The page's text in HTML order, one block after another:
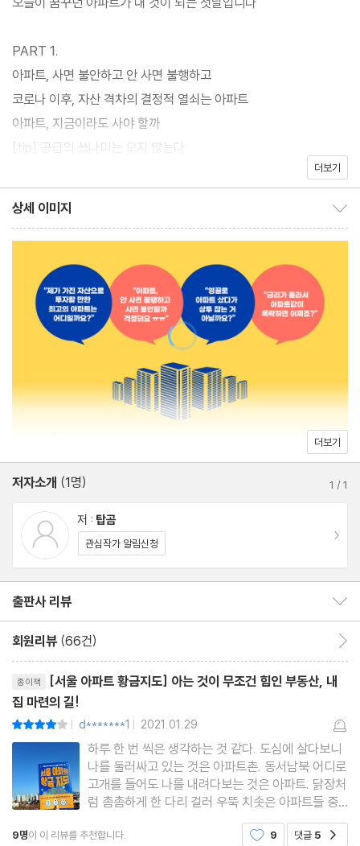
지, 가용 자금으로 어디의 똘똘한 아파트를 사야 할지, 교통·일자리·
학군의 중심지는 어디인지 한눈에 파악할 수 있다.
PART 1.
아파트, 사면 불안하고 안 사면 불행하고
코로나 이후, 자산 격차의 결정적 열쇠는 아파트
아파트, 지금이라도 사야 할까
[tip] 공급의 쓰나미는 오지 않는다
[tip] 임대차 3법은 세입자에게 유리할까
실거주 한 채는 지금이 막차다
PART 2.
앞으로 어디를 사고, 어떻게 투자해야 할까
돈은 없지만 부동산 투자는 하고 싶다면
자산별 부동산 투자 방법과 투자 지역
- 자산 1억 미만 | 자산 1억 이상~3억 미만 | 자산 3억 이상~6억 미
만
- 자산 6억 이상~9억 미만 | 자산 9억 이상~12억 미만 | 자산 12
억 이상~15억 미만
- 자산 15억 이상~20억 미만 | 자산 20억 이상
그렇다면 어떤 아파트를 사야 할까
- 호재 많은 곳 vs 입지가 좋은 곳 | 신축 vs 재건축
- 빌라촌의 신축 나 홀로 아파트 vs 아파트촌의 구축 나 홀로 아파
트 | 주상복합 vs 아파트
- 신축 많은 곳의 구축 아파트 vs 구축 많은 곳의 신축 아파트 | 남
[tip] 대출을 현명하게 이용하는 법
매수의 골든타임은 바로 지금
반드시 사야 할 서울 아파트가 있다
서울 아파트는 결국, 입지 서열순으로 오른다
[tip] 투기지역, 투기과열지구, 조정대상지역 완벽 분석
더보기
상세 이미지
더보기
저자소개 (1명) 1 /1
저 : 탑곰
관심작가 알림신청
출판사 리뷰
회원리뷰 (66건)
종이책
[서울 아파트 황금지도] 아는 것이 무조건 힘인 부동산, 내
집 마련의 길!
| d*******1 | 2021.01.29
하루 한 번 씩은 생각하는 것 같다. 도심에 살다보니
나를 둘러싸고 있는 것은 아파트촌. 동서남북 어디로
고개를 들어도 나를 내려다보는 것은 아파트. 닭장처
럼 촘촘하게 한 다리 걸러 우뚝 치솟은 아파트들 중
에 어째서 어떻게 도대체 왜 내 집은 없는 걸까. 한국
문화상 집 = 아파트, 를 뜻하다 보니 내 명의의 아파
9명이 이 리뷰를 추천합니다. 9 댓글 5